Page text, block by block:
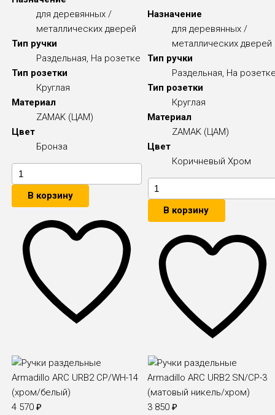
для деревянных /
металлических дверей
Тип ручки
Раздельная, На розетке
Тип розетки
Круглая
Материал
ZAMAK (ЦАМ)
Цвет
Бронза
В корзину
Назначение
для деревянных /
металлических дверей
Тип ручки
Раздельная, На
Тип розетки
Круглая
Материал
ZAMAK (ЦАМ)
Цвет
Коричневый Хром
В корзину
4 570₽ 3 850₽